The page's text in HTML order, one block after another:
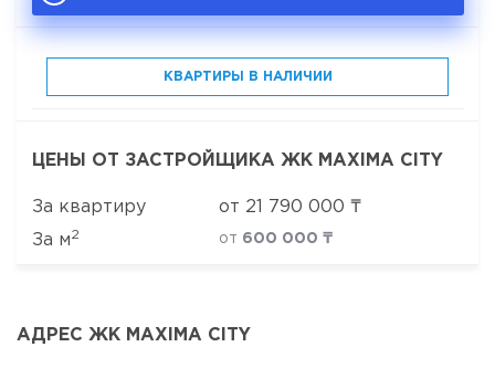
КВАРТИРЫ В НАЛИЧИИ
ЦЕНЫ ОТ ЗАСТРОЙЩИКА ЖК MAXIMA CITY
За квартиру от 21 790 000 ₸
За м2 от 600 000 ₸
АДРЕС ЖК MAXIMA CITY